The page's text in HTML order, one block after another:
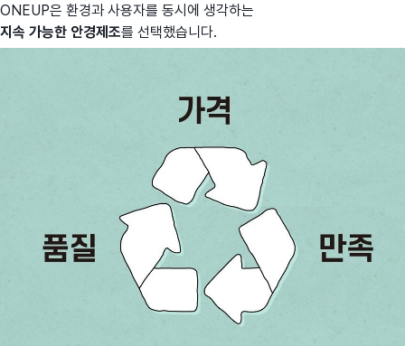
ONEUP은 환경과 사용자를 동시에 생각하는
지속 가능한 안경제조를 선택했습니다.